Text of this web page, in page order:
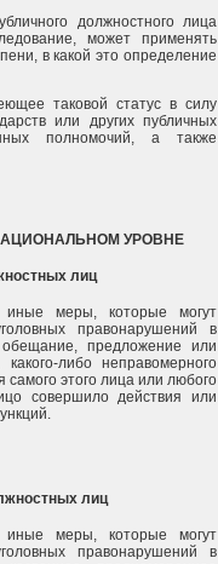
должностного лица
может применять
в какой это определение
таковой статус в силу
или других публичных
полномочий, а также
УРОВНЕ
лиц
иные меры, которые могут
правонарушений в
предложение или
либо неправомерного
этого лица или любого
совершило действия или
лиц
иные меры, которые могут
правонарушений в